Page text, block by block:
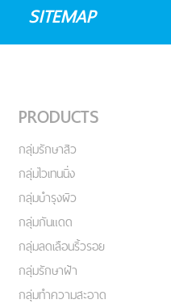
SITEMAP
PRODUCTS
กลุ่มรักษาสิว
กลุ่มไวเทนนิ่ง
กลุ่มบำรุงผิว
กลุ่มกันแดด
กลุ่มลดเลือนริ้วรอย
กลุ่มรักษาฝ้า
กลุ่มทำความสะอาด